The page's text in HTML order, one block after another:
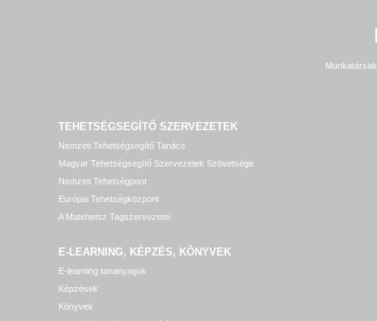
Munkatársak
TEHETSÉGSEGÍTŐ SZERVEZETEK
Nemzeti Tehetségsegítő Tanács
Magyar Tehetségsegítő Szervezetek Szövetsége
Nemzeti Tehetségpont
Európai Tehetségközpont
A Matehetsz Tagszervezetei
E-LEARNING, KÉPZÉS, KÖNYVEK
E-learning tananyagok
Képzések
Könyvek